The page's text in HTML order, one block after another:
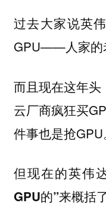
过去大家说英
GPU——人家的
而且现在这年头
云厂商疯狂买
件事也是抢GPU
但现在的英伟
GPU的”来概括